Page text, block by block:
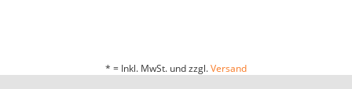
* = Inkl. MwSt. und zzgl.Versand